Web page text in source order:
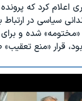
اعلام کرد که
«مختومه» شده و برای
قرار «منع